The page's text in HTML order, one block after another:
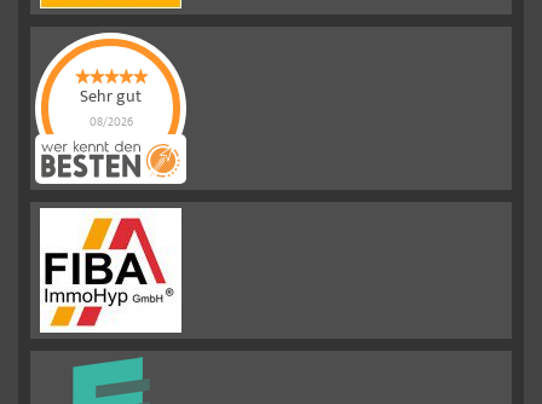
Sehr gut
08/2026
Emslander
Immobilien GMBH
Sternen |
292Emslander
Immobilien
GMBHBewertungen
auf
werkenntdenBESTEN.de